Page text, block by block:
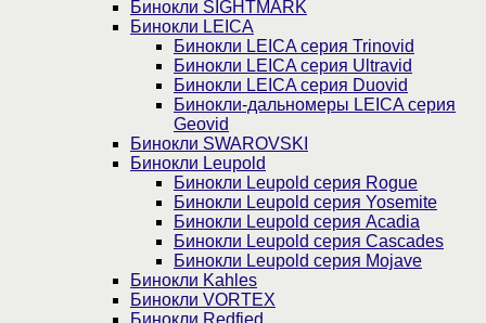
Бинокли SIGHTMARK
Бинокли LEICA
Бинокли LEICA серия Trinovid
Бинокли LEICA серия Ultravid
Бинокли LEICA серия Duovid
Бинокли-дальномеры LEICA серия
Geovid
Бинокли SWAROVSKI
Бинокли Leupold
Бинокли Leupold серия Rogue
Бинокли Leupold серия Yosemite
Бинокли Leupold серия Acadia
Бинокли Leupold серия Cascades
Бинокли Leupold серия Mojave
Бинокли Kahles
Бинокли VORTEX